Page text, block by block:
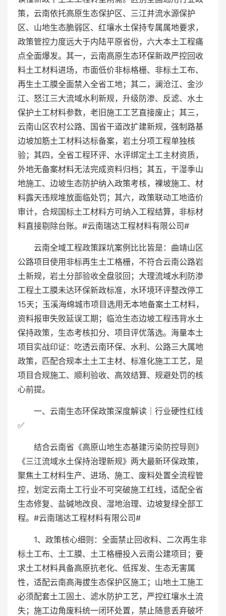
策，云南依托高原生态保护区、三江并流水源保护
区、山地生态脆弱区、红壤水土保持专属属地要求，
政策管控力度远大于内陆平原省份，六大本土工程痛
点全面爆发。其一，云南高原生态环保新政严控回收
料土工材料进场，市面低价非标格栅、非标土工布、
再生土工膜全面禁入全省工地；其二，澜沧江、金沙
江、怒江三大流域水利新规，升级防渗、反滤、水土
保护土工材料参数，老旧施工工艺直接废止；其三，
云南山区农村公路、国省干道改扩建新规，强制路基
边坡加筋土工材料达标备案，岩土分项工程单独核
验；其四，全省工程环评、水评绑定土工主材资质，
外地无备案材料无法完成资料归档；其五，干湿季山
地施工、边坡生态防护纳入政策考核，裸坡施工、材
料露天违规堆放面临处罚；其六，政策联动工地造价
审计，合规国标土工材料方可纳入工程结算，非标材
料直接剔除台账。#云南瑞达工程材料有限公司#
云南全域工程政策踩坑案例比比皆是：曲靖山区
公路项目使用非标再生土工格栅，不符合云南公路岩
土新规，岩土分部验收全盘驳回；大理流域水利防渗
工程土工膜未达环保新政标准，水环境环评整改停工
15天；玉溪海绵城市项目选用无本地备案土工材料，
资料报审失败延误工期；临沧生态边坡工程违背水土
保持政策，生态考核扣分、项目评优落选。海量本土
项目实战印证：吃透云南环保、水利、公路三大属地
政策，匹配合规本土土工主材、标准化施工工艺，是
项目合规施工、顺利验收、高效结算、规避处罚的核
心前提。
一、云南生态环保政策深度解读｜行业硬性红线
✅
结合云南省《高原山地生态基建污染防控导则》
《三江流域水土保持治理新规》两大最新环保政策，
聚焦土工材料生产、进场、施工、废料处置全流程管
控，划定云南土工行业不可突破施工红线，适配全省
生态修复、盐碱地改良、湿地治理、边坡复绿全部工
程。#云南瑞达工程材料有限公司#
1、政策核心细则：全面禁止回收料、二次再生非
标土工布、土工膜、土工格栅投入云南公建项目；要
求土工材料具备高原抗老化、低挥发、生态无害属
性，适配云南高海拔生态保护区施工；山地土工施工
必须配套土工固土、滤水防护工艺，严控红壤水土流
失；施工边角废料统一闭环处置，禁止随意丢弃破坏